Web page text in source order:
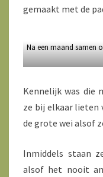
gemaakt met de
Na een maand samen
Kennelijk was die
ze bij elkaar lieten
de grote wei alsof
Inmiddels staan
alsof het nooit